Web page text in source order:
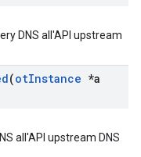
DNS all'API upstream
(otInstance *a
all'API upstream DNS